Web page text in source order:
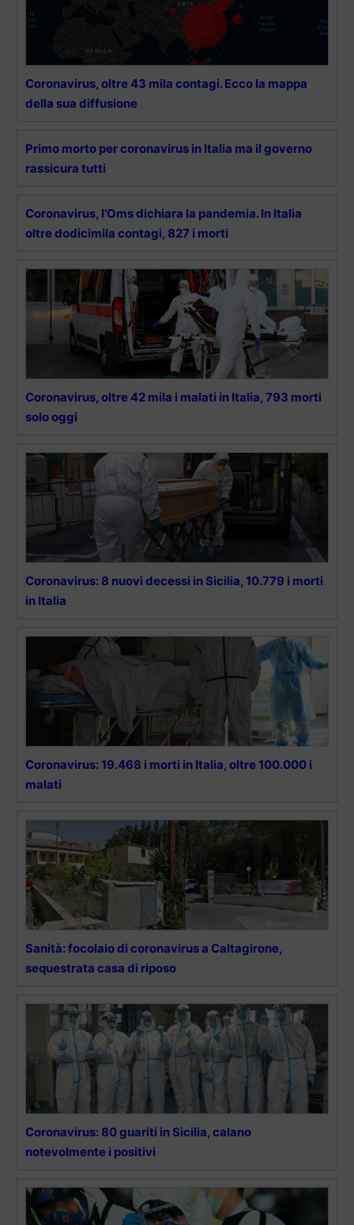
Coronavirus, oltre 43 mila contagi. Ecco la mappa
della sua diffusione
Primo morto per coronavirus in Italia ma il governo
rassicura tutti
Coronavirus, l’Oms dichiara la pandemia. In Italia
oltre dodicimila contagi, 827 i morti
Coronavirus, oltre 42 mila i malati in Italia, 793 morti
solo oggi
Coronavirus: 8 nuovi decessi in Sicilia, 10.779 i morti
in Italia
Coronavirus: 19.468 i morti in Italia, oltre 100.000 i
malati
Sanità: focolaio di coronavirus a Caltagirone,
sequestrata casa di riposo
Coronavirus: 80 guariti in Sicilia, calano
notevolmente i positivi